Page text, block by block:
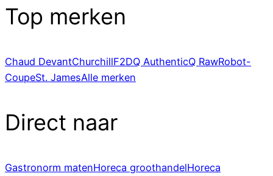
Top merken
Chaud DevantChurchillF2DQ AuthenticQ RawRobot-
CoupeSt. JamesAlle merken
Direct naar
Gastronorm matenHoreca groothandelHoreca